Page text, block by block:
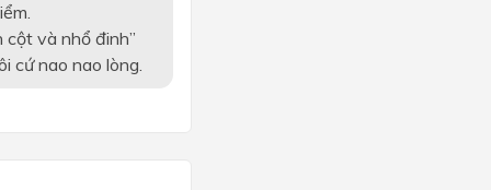
cột và nhổ đinh”
cứ nao nao lòng.